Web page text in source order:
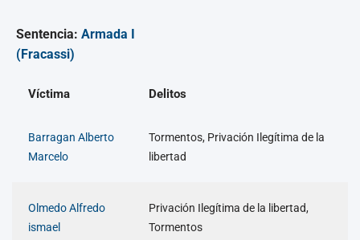
Sentencia: Armada I
(Fracassi)
Víctima Delitos
Barragan Alberto
Marcelo
Tormentos, Privación Ilegítima de la
libertad
Olmedo Alfredo
ismael
Privación Ilegítima de la libertad,
Tormentos